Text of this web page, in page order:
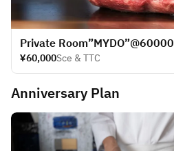
​Private Room”MYDO”@60000
¥60,000Sce & TTC
Anniversary Plan